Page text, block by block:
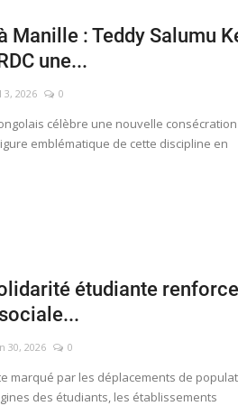
Manille : Teddy Salumu
une...
3, 2026 0
célèbre une nouvelle consécration
emblématique de cette discipline en
étudiante
30, 2026 0
marqué par les déplacements de
des étudiants, les établissements